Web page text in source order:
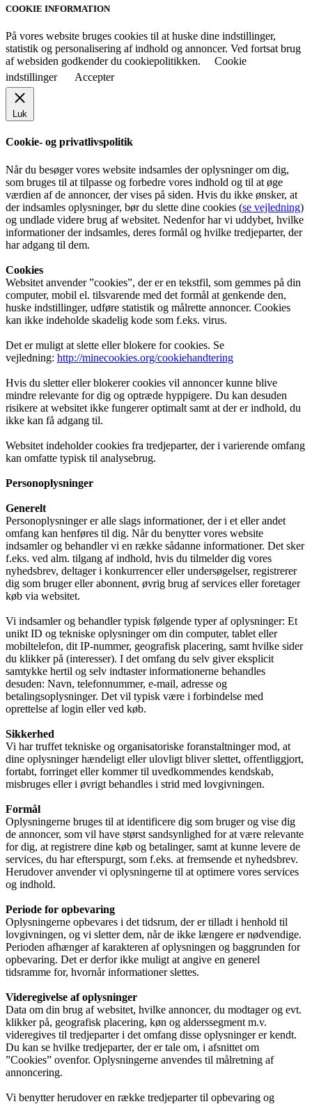
COOKIE INFORMATION
På vores website bruges cookies til at huske dine indstillinger,
statistik og personalisering af indhold og annoncer. Ved fortsat brug
af websiden godkender du cookiepolitikken.
Cookie
indstillinger
Accepter
Luk
Cookie- og privatlivspolitik
Når du besøger vores website indsamles der oplysninger om dig,
som bruges til at tilpasse og forbedre vores indhold og til at øge
værdien af de annoncer, der vises på siden. Hvis du ikke ønsker, at
der indsamles oplysninger, bør du slette dine cookies (se vejledning)
og undlade videre brug af websitet. Nedenfor har vi uddybet, hvilke
informationer der indsamles, deres formål og hvilke tredjeparter, der
har adgang til dem.
Cookies
Websitet anvender ”cookies”, der er en tekstfil, som gemmes på din
computer, mobil el. tilsvarende med det formål at genkende den,
huske indstillinger, udføre statistik og målrette annoncer. Cookies
kan ikke indeholde skadelig kode som f.eks. virus.
Det er muligt at slette eller blokere for cookies. Se
vejledning: http://minecookies.org/cookiehandtering
Hvis du sletter eller blokerer cookies vil annoncer kunne blive
mindre relevante for dig og optræde hyppigere. Du kan desuden
risikere at websitet ikke fungerer optimalt samt at der er indhold, du
ikke kan få adgang til.
Websitet indeholder cookies fra tredjeparter, der i varierende omfang
kan omfatte typisk til analysebrug.
Personoplysninger
Generelt
Personoplysninger er alle slags informationer, der i et eller andet
omfang kan henføres til dig. Når du benytter vores website
indsamler og behandler vi en række sådanne informationer. Det sker
f.eks. ved alm. tilgang af indhold, hvis du tilmelder dig vores
nyhedsbrev, deltager i konkurrencer eller undersøgelser, registrerer
dig som bruger eller abonnent, øvrig brug af services eller foretager
køb via websitet.
Vi indsamler og behandler typisk følgende typer af oplysninger: Et
unikt ID og tekniske oplysninger om din computer, tablet eller
mobiltelefon, dit IP-nummer, geografisk placering, samt hvilke sider
du klikker på (interesser). I det omfang du selv giver eksplicit
samtykke hertil og selv indtaster informationerne behandles
desuden: Navn, telefonnummer, e-mail, adresse og
betalingsoplysninger. Det vil typisk være i forbindelse med
oprettelse af login eller ved køb.
Sikkerhed
Vi har truffet tekniske og organisatoriske foranstaltninger mod, at
dine oplysninger hændeligt eller ulovligt bliver slettet, offentliggjort,
fortabt, forringet eller kommer til uvedkommendes kendskab,
misbruges eller i øvrigt behandles i strid med lovgivningen.
Formål
Oplysningerne bruges til at identificere dig som bruger og vise dig
de annoncer, som vil have størst sandsynlighed for at være relevante
for dig, at registrere dine køb og betalinger, samt at kunne levere de
services, du har efterspurgt, som f.eks. at fremsende et nyhedsbrev.
Herudover anvender vi oplysningerne til at optimere vores services
og indhold.
Periode for opbevaring
Oplysningerne opbevares i det tidsrum, der er tilladt i henhold til
lovgivningen, og vi sletter dem, når de ikke længere er nødvendige.
Perioden afhænger af karakteren af oplysningen og baggrunden for
opbevaring. Det er derfor ikke muligt at angive en generel
tidsramme for, hvornår informationer slettes.
Videregivelse af oplysninger
Data om din brug af websitet, hvilke annoncer, du modtager og evt.
klikker på, geografisk placering, køn og alderssegment m.v.
videregives til tredjeparter i det omfang disse oplysninger er kendt.
Du kan se hvilke tredjeparter, der er tale om, i afsnittet om
”Cookies” ovenfor. Oplysningerne anvendes til målretning af
annoncering.
Vi benytter herudover en række tredjeparter til opbevaring og